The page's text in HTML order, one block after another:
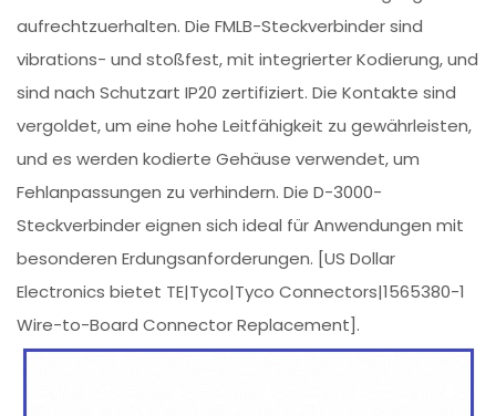
aufrechtzuerhalten. Die FMLB-Steckverbinder sind
vibrations- und stoßfest, mit integrierter Kodierung, und
sind nach Schutzart IP20 zertifiziert. Die Kontakte sind
vergoldet, um eine hohe Leitfähigkeit zu gewährleisten,
und es werden kodierte Gehäuse verwendet, um
Fehlanpassungen zu verhindern. Die D-3000-
Steckverbinder eignen sich ideal für Anwendungen mit
besonderen Erdungsanforderungen. [US Dollar
Electronics bietet TE|Tyco|Tyco Connectors|1565380-1
Wire-to-Board Connector Replacement].